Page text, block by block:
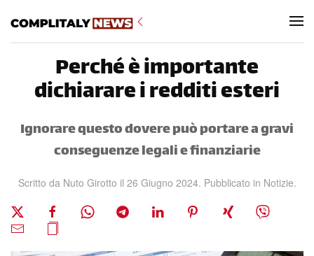
Perché è importante
dichiarare i redditi esteri
Ignorare questo dovere può portare a gravi
conseguenze legali e finanziarie
Scritto da Nuto Girotto il 26 Giugno 2024. Pubblicato in Notizie.